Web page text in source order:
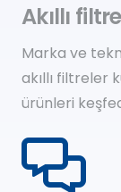
Akıllı
Marka ve
akıllı filtreler
ürünleri